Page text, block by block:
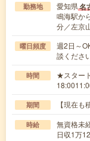
勤務地 愛知県名
鳴海駅か
分／左京
曜日頻度
週2日～
談くださ
時間
★スター
期間 【現在
時給
無資格
日収1万